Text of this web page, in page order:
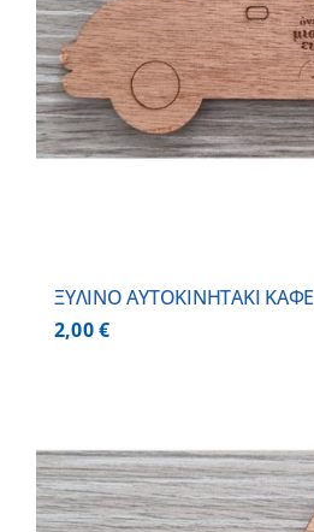
ΞΥΛΙΝΟ AYTOKINHTAKI ΚΑΦΕ
2,00€